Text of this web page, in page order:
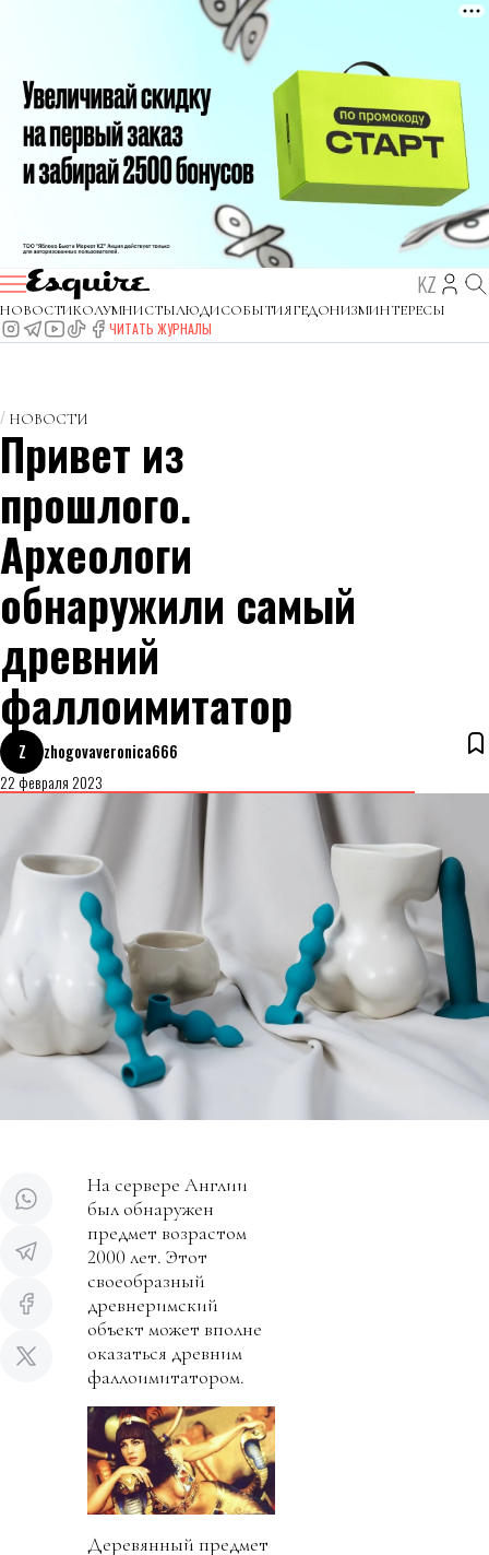
KZ
НОВОСТИКОЛУМНИСТЫЛЮДИСОБЫТИЯГЕДОНИЗМИНТЕРЕСЫ
ЧИТАТЬ ЖУРНАЛЫ
НОВОСТИ
Привет из
прошлого.
Археологи
обнаружили самый
древний
фаллоимитатор
Z
zhogovaveronica666
22 февраля 2023
На сервере Англии
был обнаружен
предмет возрастом
2000 лет. Этот
своеобразный
древнеримский
объект может вполне
оказаться древним
фаллоимитатором.
Деревянный предмет